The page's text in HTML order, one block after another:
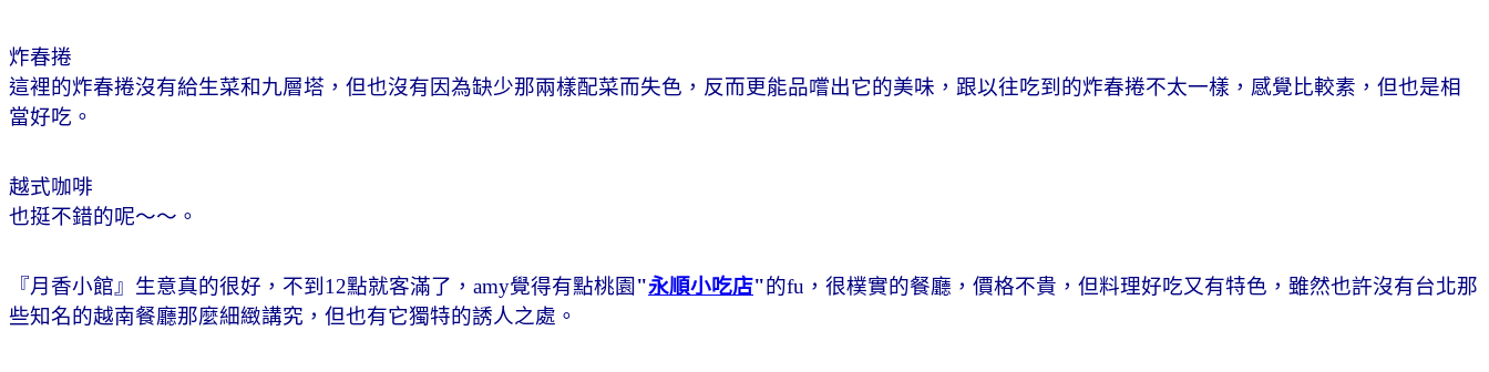
炸春捲
這裡的炸春捲沒有給生菜和九層塔，但也沒有因為缺少那兩樣配菜而失色，反而更能品嚐出它的美味，跟以往吃到的炸春捲不太一樣，感覺比較素，但也是相
當好吃。
越式咖啡
也挺不錯的呢～～。
『月香小館』 生意真的很好，不到12點就客滿了，amy覺得有點桃園 "永順小吃店"的fu，很樸實的餐廳，價格不貴，但料理好吃又有特色，雖然也許沒有台北那
些知名的越南餐廳那麼細緻講究，但也有它獨特的誘人之處。